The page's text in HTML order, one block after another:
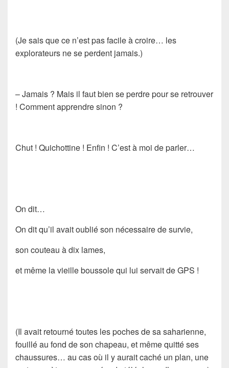
(Je sais que ce n’est pas facile à croire… les
explorateurs ne se perdent jamais.)
– Jamais ? Mais il faut bien se perdre pour se retrouver
! Comment apprendre sinon ?
Chut ! Quichottine ! Enfin ! C’est à moi de parler…
On dit…
On dit qu’il avait oublié son nécessaire de survie,
son couteau à dix lames,
et même la vieille boussole qui lui servait de GPS !
(Il avait retourné toutes les poches de sa saharienne,
fouillé au fond de son chapeau, et même quitté ses
chaussures… au cas où il y aurait caché un plan, une